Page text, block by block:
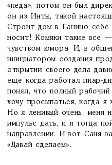
«педа», потом он был
он из Инты, такой
Строит дом в Ганино себе
носит! Комяки такие все
чувством юмора. И, в
инициатором создания
открытии своего дела
еще когда работал пиар-
понял, что полный
хочу просыпаться, когда я
Но я ленивый очень, меня
импульс дать, и я тогда
направлении. И вот Саня
«Давай сделаем».